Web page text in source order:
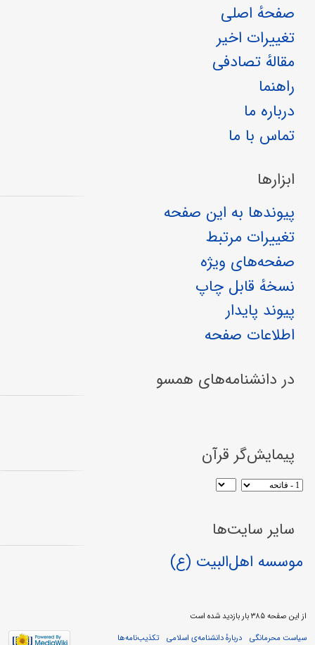
صفحهٔ اصلی
تغییرات اخیر
مقالهٔ تصادفی
راهنما
درباره ما
تماس با ما
ابزارها
پیوندها به این صفحه
تغییرات مرتبط
صفحه‌های ویژه
نسخهٔ قابل چاپ
پیوند پایدار
اطلاعات صفحه
در دانشنامه‌های همسو
پیمایش‌گر قرآن
سایر سایت‌ها
موسسه اهل‌البیت (ع)
از این صفحه ۳۸۵ بار بازدید شده است
سیاست محرمانگی
دربارهٔ دانشنامه‌ی اسلامی تکذیب‌نامه‌ها